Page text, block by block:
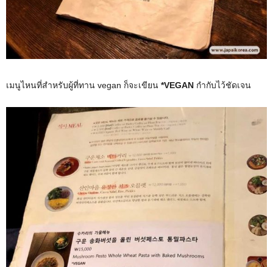
เมนูไหนที่สำหรับผู้ที่ทาน vegan ก็จะเขียน *VEGAN กำกับไว้ชัดเจน